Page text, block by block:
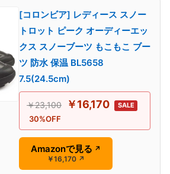
[コロンビア] レディース スノー
トロット ピーク オーディーエッ
クス スノーブーツ もこもこ ブー
ツ 防水 保温 BL5658
7.5(24.5cm)
￥23,100 ￥16,170 SALE
30%OFF
Amazonで見る ↗
￥16,170 ↗